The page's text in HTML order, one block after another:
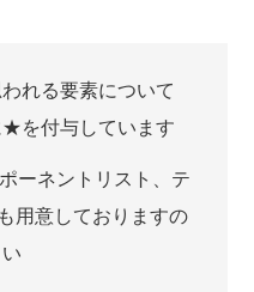
れる要素について
を付与しています
ーネントリスト、テ
用意しておりますの